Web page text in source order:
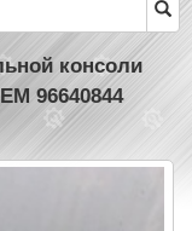
консоли
96640844